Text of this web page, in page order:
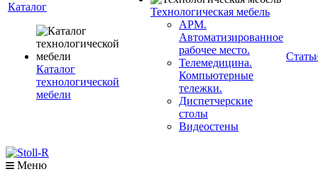
Каталог
Каталог
технологической
мебели
Технологическая мебель
АРМ.
Автоматизированное
рабочее место.
Телемедицина.
Компьютерные
тележки.
Диспетчерские
столы
Видеостены
Меню